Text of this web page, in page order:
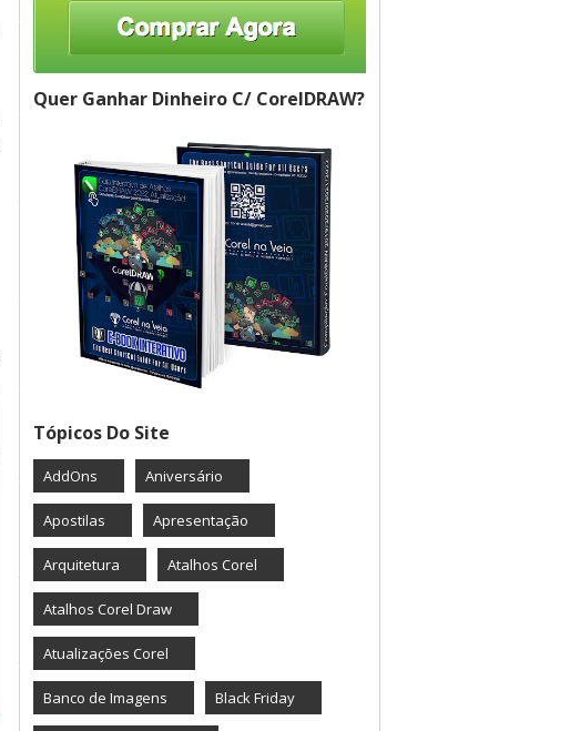
Quer Ganhar Dinheiro C/ CorelDRAW?
Tópicos Do Site
AddOns Aniversário
Apostilas Apresentação
Arquitetura Atalhos Corel
Atalhos Corel Draw
Atualizações Corel
Banco de Imagens Black Friday